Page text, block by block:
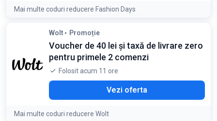
Mai multe coduri reducere Fashion Days
Wolt Promoție
Voucher de 40 lei și taxă de livrare zero
pentru primele 2 comenzi
Folosit acum 11 ore
Vezi oferta
Mai multe coduri reducere Wolt